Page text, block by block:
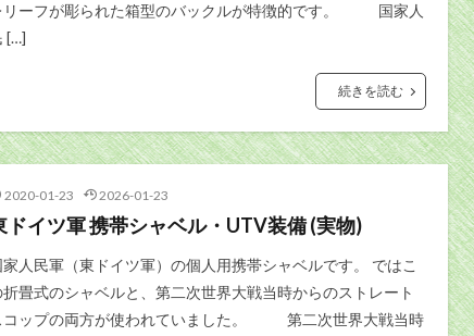
リーフが彫られた箱型のバックルが特徴的です。 国家人
[…]
続きを読む
2020-01-23 2026-01-23
ドイツ軍 携帯シャベル・UTV装備 (実物)
家人民軍（東ドイツ軍）の個人用携帯シャベルです。 ではこ
折畳式のシャベルと、第二次世界大戦当時からのストレート
コップの両方が使われていました。 第二次世界大戦当時